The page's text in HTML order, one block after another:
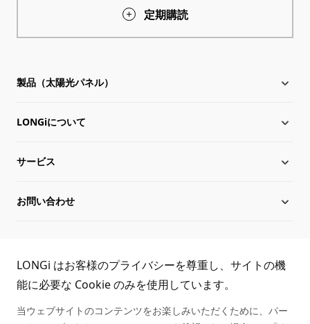
定期購読
製品（太陽光パネル）
太陽電池モジュール
Hi-MO X10
Hi-MO 7
LONGiについて
LONGiについて
沿革
役員一覧
持続可能な発展
サービス
ダウンロード
シリアル番号照会
アフターサービス
お問い合わせ
取扱商社一覧
TEL:
03-6459-0528
LONGi はお客様のプライバシーを尊重し、サイトの機
能に必要な Cookie のみを使用しています。
当ウェブサイトのコンテンツをお楽しみいただくために、パー